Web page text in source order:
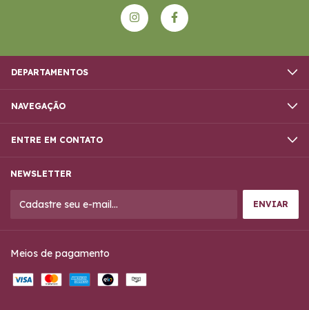
DEPARTAMENTOS
NAVEGAÇÃO
ENTRE EM CONTATO
NEWSLETTER
Meios de pagamento